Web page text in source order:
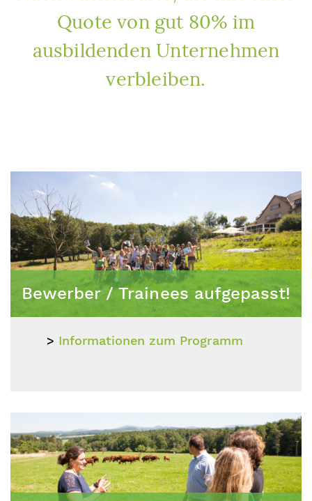
Quote von gut 80% im
ausbildenden Unternehmen
verbleiben.
Bewerber / Trainees aufgepasst!
Informationen zum Programm